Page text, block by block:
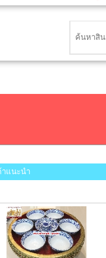
แนะนำ